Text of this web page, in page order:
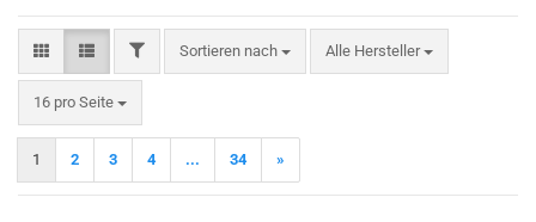
FILTERSortieren nach
Sortieren nach Alle Hersteller
16 pro Seite
pro Seite
1 2 3 4 ... 34 »